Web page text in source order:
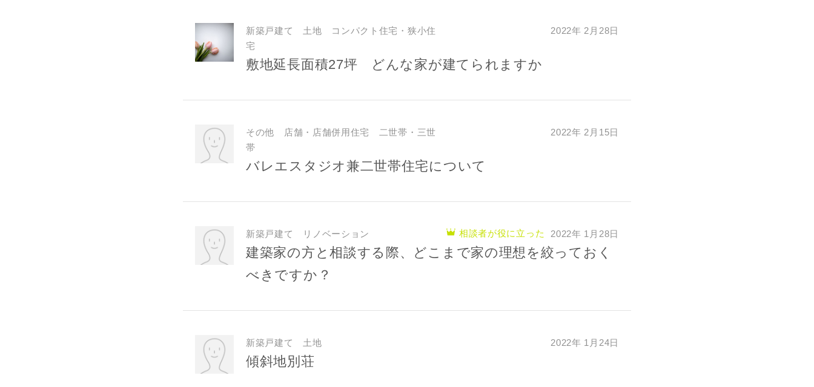
新築戸建て 土地 コンパクト住宅・狭小住
宅
2022年 2月28日
敷地延長面積27坪 どんな家が建てられますか
その他 店舗・店舗併用住宅 二世帯・三世
帯
2022年 2月15日
バレエスタジオ兼二世帯住宅について
新築戸建て リノベーション 2022年 1月28日
相談者が役に立った
建築家の方と相談する際、どこまで家の理想を絞っておく
べきですか？
新築戸建て 土地 2022年 1月24日
傾斜地別荘
メールアドレス
希望の予算
じめご了承ください。